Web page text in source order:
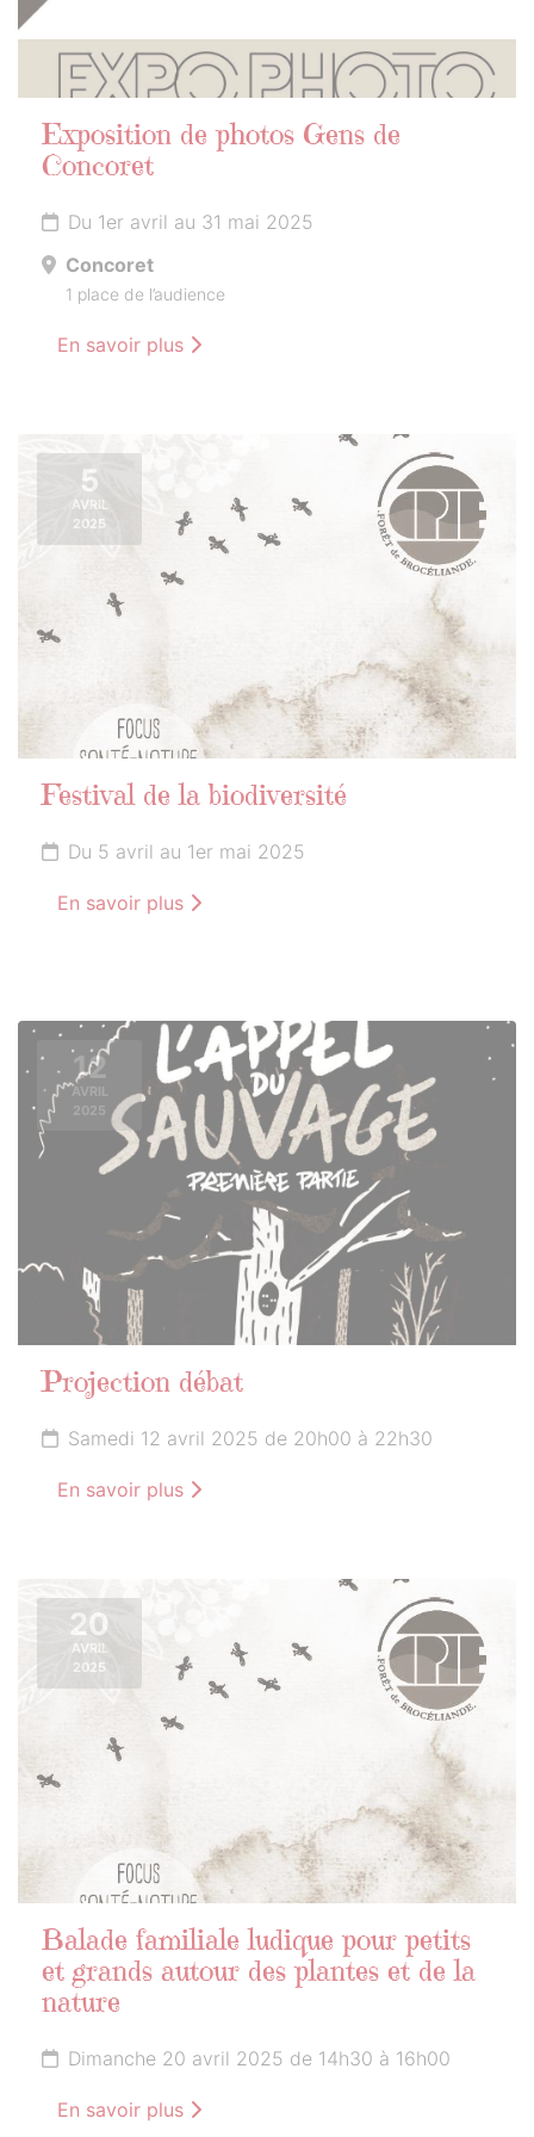
Exposition de photos Gens de
Concoret
Du 1er avril au 31 mai 2025
Concoret
1 place de l’audience
En savoir plus
5
AVRIL
2025
Festival de la biodiversité
Du 5 avril au 1er mai 2025
En savoir plus
12
AVRIL
2025
Projection débat
Samedi 12 avril 2025 de 20h00 à 22h30
En savoir plus
20
AVRIL
2025
Balade familiale ludique pour petits
et grands autour des plantes et de la
nature
Dimanche 20 avril 2025 de 14h30 à 16h00
En savoir plus